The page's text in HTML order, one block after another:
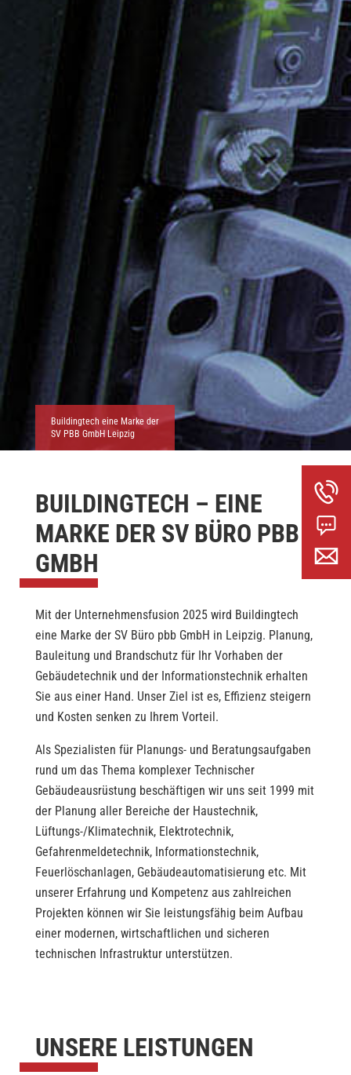
Buildingtech eine Marke der
SV PBB GmbH Leipzig
BUILDINGTECH – EINE
MARKE DER SV BÜRO PBB
GMBH
Mit der Unternehmensfusion 2025 wird Buildingtech
eine Marke der SV Büro pbb GmbH in Leipzig. Planung,
Bauleitung und Brandschutz für Ihr Vorhaben der
Gebäudetechnik und der Informationstechnik erhalten
Sie aus einer Hand. Unser Ziel ist es, Effizienz steigern
und Kosten senken zu Ihrem Vorteil.
Als Spezialisten für Planungs- und Beratungsaufgaben
rund um das Thema komplexer Technischer
Gebäudeausrüstung beschäftigen wir uns seit 1999 mit
der Planung aller Bereiche der Haustechnik,
Lüftungs-/Klimatechnik, Elektrotechnik,
Gefahrenmeldetechnik, Informationstechnik,
Feuerlöschanlagen, Gebäudeautomatisierung etc. Mit
unserer Erfahrung und Kompetenz aus zahlreichen
Projekten können wir Sie leistungsfähig beim Aufbau
einer modernen, wirtschaftlichen und sicheren
technischen Infrastruktur unterstützen.
UNSERE LEISTUNGEN